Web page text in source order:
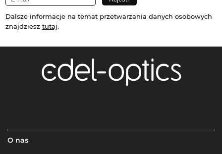
Dalsze informacje na temat przetwarzania danych osobowych
znajdziesz tutaj.
O nas